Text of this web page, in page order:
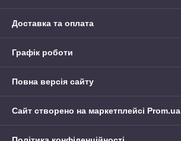
Доставка та оплата
Графік роботи
Повна версія сайту
Сайт створено на маркетплейсі Prom.ua